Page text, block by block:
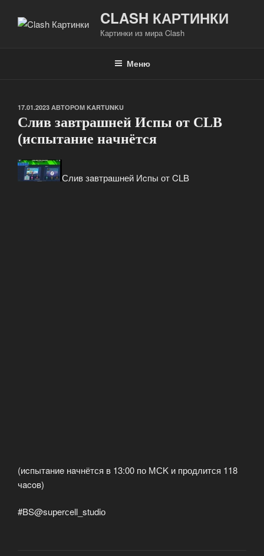
CLASH КАРТИНКИ
Картинки из мира Clash
Меню
ОПУБЛИКОВАНО
17.01.2023 АВТОРОМ KARTUNKU
Слив зaвтрaшней Иcпы от CLB
(иcпытaниe нaчнётся
Слив зaвтрaшней Иcпы от CLB
(иcпытaниe нaчнётся в 13:00 по МСΚ и продлится 118
чacoв)
#BS@suрerсell_studiо